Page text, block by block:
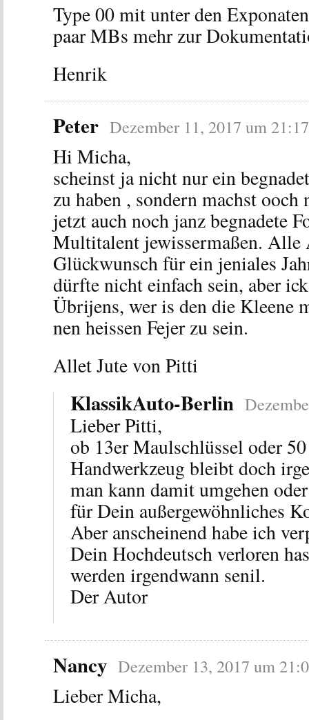
Type 00 mit unter den
paar MBs mehr zur
Henrik
Peter Dezember 11, 2017 um 21:17
Hi Micha,
scheinst ja nicht nur ein
zu haben , sondern machst
jetzt auch noch janz begnadete
Multitalent jewissermaßen. Alle
Glückwunsch für ein jeniales
dürfte nicht einfach sein, aber
Übrijens, wer is den die Kleene
nen heissen Fejer zu sein.
Allet Jute von Pitti
KlassikAuto-Berlin
Lieber Pitti,
ob 13er Maulschlüssel oder
Handwerkzeug bleibt doch
man kann damit umgehen
für Dein außergewöhnliches
Aber anscheinend habe ich
Dein Hochdeutsch verloren
werden irgendwann senil.
Der Autor
Nancy Dezember 13, 2017 um
Lieber Micha,